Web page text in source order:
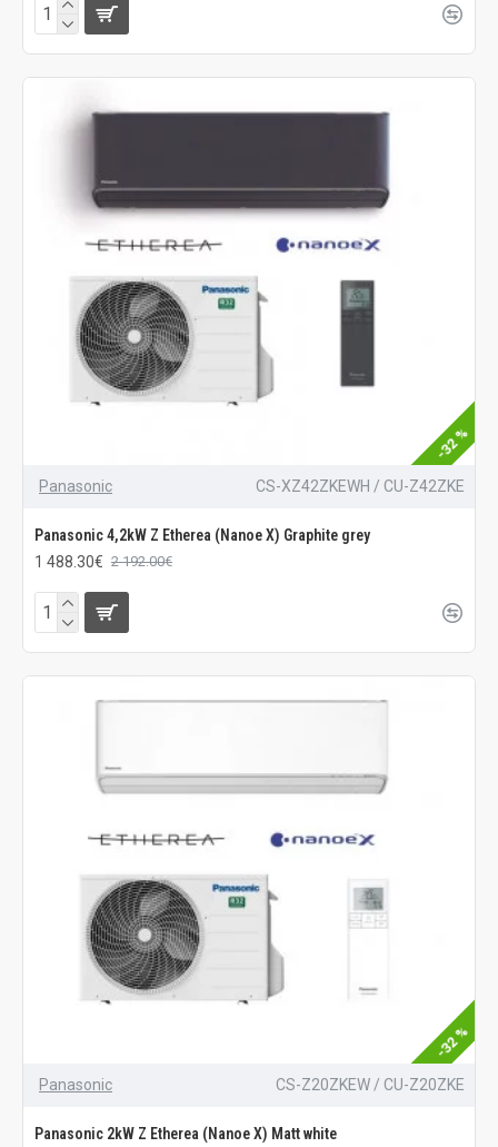
-32 %
Panasonic CS-XZ42ZKEWH / CU-Z42ZKE
Panasonic 4,2kW Z Etherea (Nanoe X) Graphite grey
1 488.30€ 2 192.00€
-32 %
Panasonic CS-Z20ZKEW / CU-Z20ZKE
Panasonic 2kW Z Etherea (Nanoe X) Matt white